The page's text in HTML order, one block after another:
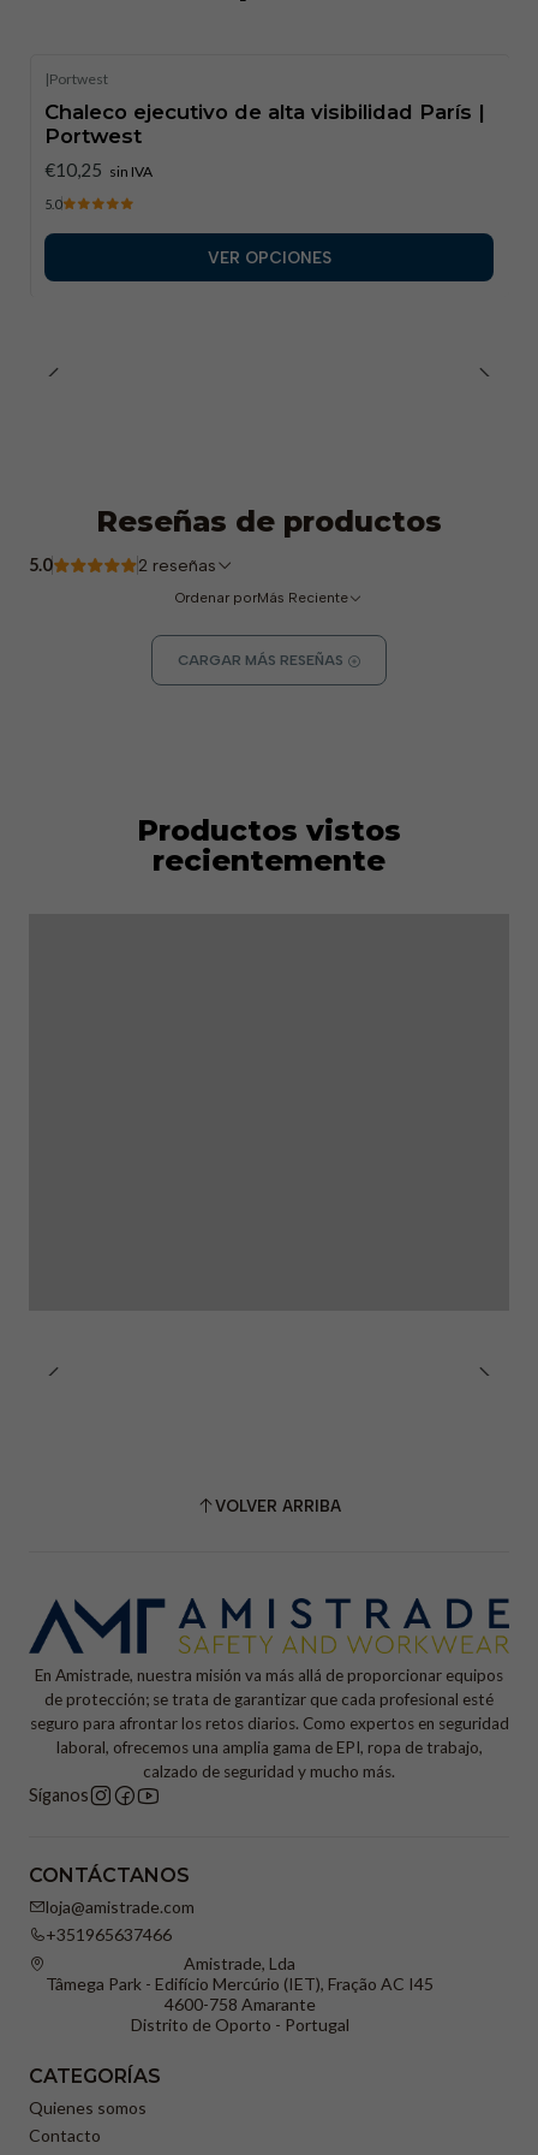
|Portwest
Chaleco ejecutivo de alta visibilidad París |
Portwest
€10,25 sin IVA
5.0
VER OPCIONES
Reseñas de productos
5.0 2 reseñas
Ordenar porMás Reciente
CARGAR MÁS RESEÑAS
Productos vistos
recientemente
VOLVER ARRIBA
En Amistrade, nuestra misión va más allá de proporcionar equipos
de protección; se trata de garantizar que cada profesional esté
seguro para afrontar los retos diarios. Como expertos en seguridad
laboral, ofrecemos una amplia gama de EPI, ropa de trabajo,
calzado de seguridad y mucho más.
Síganos
CONTÁCTANOS
loja@amistrade.com
+351965637466
Amistrade, Lda
Tâmega Park - Edifício Mercúrio (IET), Fração AC I45
4600-758 Amarante
Distrito de Oporto - Portugal
CATEGORÍAS
Quienes somos
Contacto